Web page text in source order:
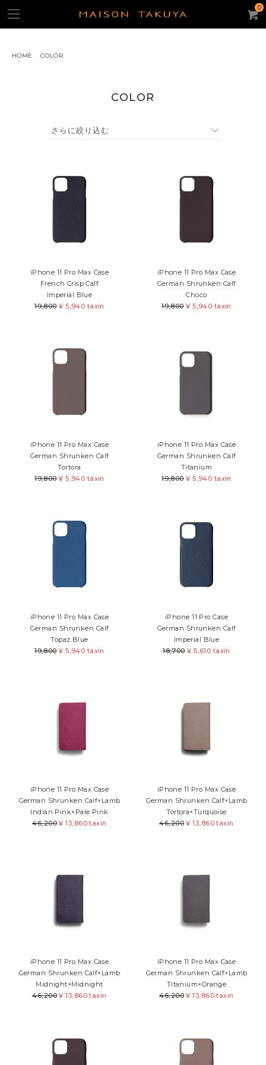
CATEGORY カテゴリー
ケア用品
PICK UP ピックアップ
MAINTENANCE
0
HOME COLOR
COLOR
iPhone 11 Pro Max Case
French Crisp Calf
Imperial Blue
19,800 ¥ 5,940 taxin
iPhone 11 Pro Max Case
German Shrunken Calf
Choco
19,800 ¥ 5,940 taxin
iPhone 11 Pro Max Case
German Shrunken Calf
Tortora
19,800 ¥ 5,940 taxin
iPhone 11 Pro Max Case
German Shrunken Calf
Titanium
19,800 ¥ 5,940 taxin
iPhone 11 Pro Max Case
German Shrunken Calf
Topaz Blue
19,800 ¥ 5,940 taxin
iPhone 11 Pro Case
German Shrunken Calf
Imperial Blue
18,700 ¥ 5,610 taxin
iPhone 11 Pro Max Case
German Shrunken Calf×Lamb
Indian Pink×Pale Pink
46,200 ¥ 13,860 taxin
iPhone 11 Pro Max Case
German Shrunken Calf×Lamb
Tortora×Turquoise
46,200 ¥ 13,860 taxin
iPhone 11 Pro Max Case
German Shrunken Calf×Lamb
Midnight×Midnight
46,200 ¥ 13,860 taxin
iPhone 11 Pro Max Case
German Shrunken Calf×Lamb
Titanium×Orange
46,200 ¥ 13,860 taxin